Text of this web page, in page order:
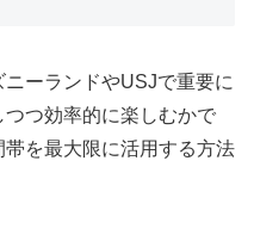
ーランドやUSJで重要に
つ効率的に楽しむかで
を最大限に活用する方法